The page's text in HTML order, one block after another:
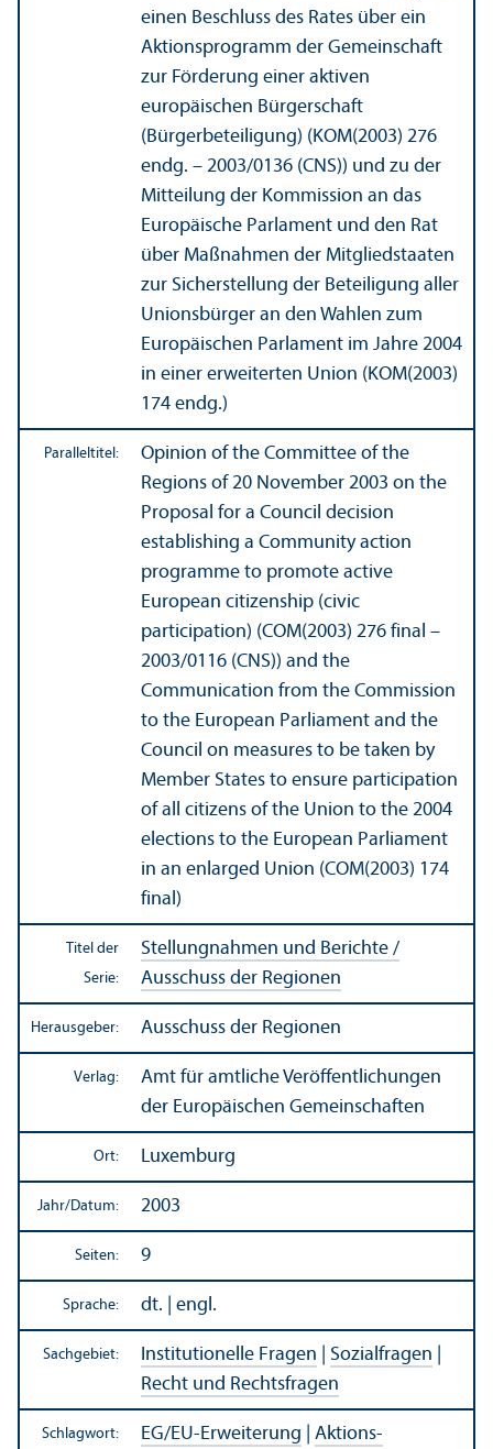
einen Beschluss des Rates über ein
Aktions­programm der Gemeinschaft
zur Förderung einer aktiven
europäischen Bürgerschaft
(Bürgerbeteiligung) (KOM(2003) 276
endg. – 2003/0136 (CNS)) und zu der
Mitteilung der Kommission an das
Europäische Parlament und den Rat
über Maßnahmen der Mitgliedstaaten
zur Sicherstellung der Beteiligung aller
Unionsbürger an den Wahlen zum
Europäischen Parlament im Jahre 2004
in einer erweiterten Union (KOM(2003)
174 endg.)
Paralleltitel:
Opinion of the Committee of the
Regions of 20 November 2003 on the
Proposal for a Council decision
establishing a Community action
programme to promote active
European citizen­ship (civic
participation) (COM(2003) 276 final –
2003/0116 (CNS)) and the
Communication from the Commission
to the European Parliament and the
Council on measures to be taken by
Member States to ensure participation
of all citizens of the Union to the 2004
elections to the European Parliament
in an enlarged Union (COM(2003) 174
final)
Titel der
Serie:
Stellungnahmen und Berichte /
Ausschuss der Regionen
Herausgeber: Ausschuss der Regionen
Verlag:
Amt für amtliche Veröffentlichungen
der Europäischen Gemeinschaften
Ort: Luxemburg
Jahr/Datum: 2003
Seiten: 9
Sprache: dt. | engl.
Sachgebiet: Institutionelle Fragen Sozialfragen
Recht und Rechts­fragen
Schlagwort: EG/EU-Erweiterung
Aktions­